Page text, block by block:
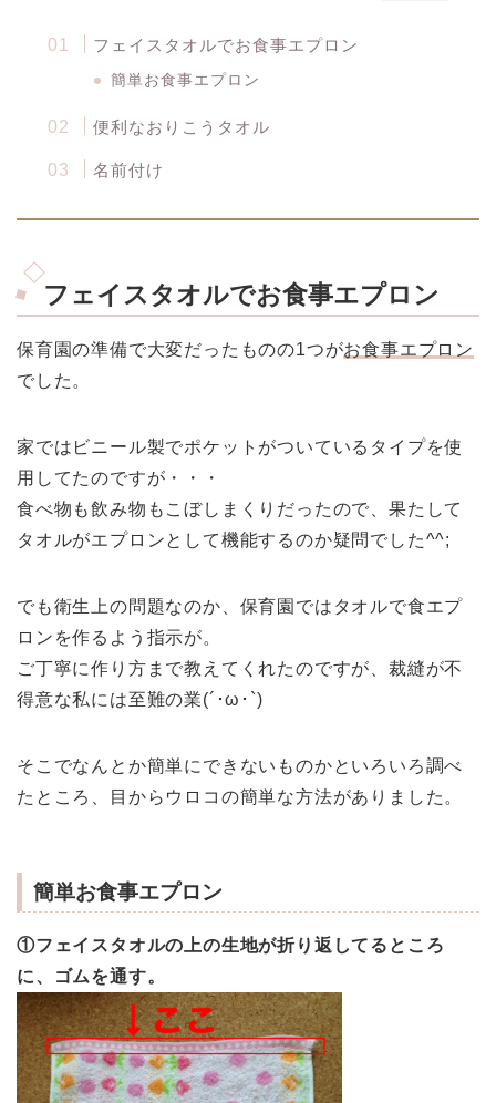
フェイスタオルでお食事エプロン
簡単お食事エプロン
便利なおりこうタオル
名前付け
フェイスタオルでお食事エプロン
保育園の準備で大変だったものの1つがお食事エプロン
でした。
家ではビニール製でポケットがついているタイプを使
用してたのですが・・・
食べ物も飲み物もこぼしまくりだったので、果たして
タオルがエプロンとして機能するのか疑問でした^^;
でも衛生上の問題なのか、保育園ではタオルで食エプ
ロンを作るよう指示が。
ご丁寧に作り方まで教えてくれたのですが、裁縫が不
得意な私には至難の業(´･ω･`)
そこでなんとか簡単にできないものかといろいろ調べ
たところ、目からウロコの簡単な方法がありました。
簡単お食事エプロン
①フェイスタオルの上の生地が折り返してるところ
に、ゴムを通す。